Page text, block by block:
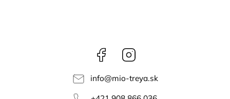
Facebook
info@mio-treya.sk